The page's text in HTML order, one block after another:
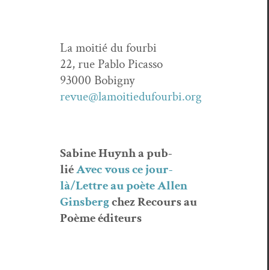
La moitié du fourbi
22, rue Pablo Picasso
93000 Bobigny
revue@lamoitiedufourbi.org
Sabine Huynh a pub­
liéAvec vous ce jour-
là/Let­tre au poète Allen
Gins­bergchez Recours au
Poème éditeurs